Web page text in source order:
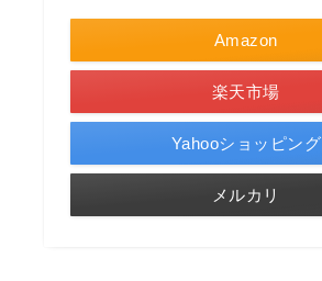
Amazon
楽天市場
Yahooショッピング
メルカリ